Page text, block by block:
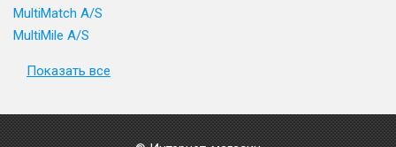
MultiMatch A/S
MultiMile A/S
Показать все